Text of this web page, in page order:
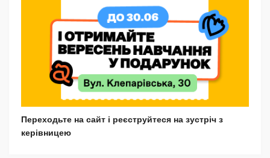
Переходьте на сайт і реєструйтеся на зустріч з
керівницею